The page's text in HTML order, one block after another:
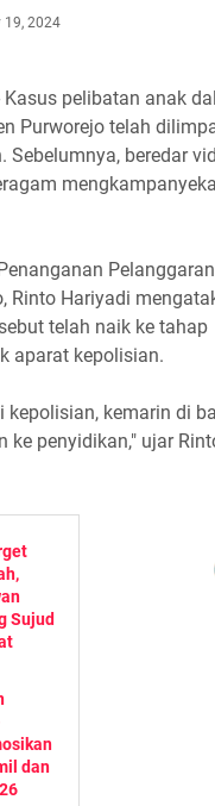
19, 2024
Kasus pelibatan anak
Purworejo telah
Sebelumnya, beredar
Pelanggaran
Rinto Hariyadi
telah naik ke tahap
aparat kepolisian.
kepolisian, kemarin di
ke penyidikan," ujar
Sujud
dan